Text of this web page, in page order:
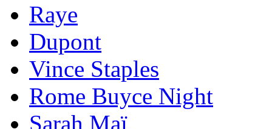
Raye
Dupont
Vince Staples
Rome Buyce Night
Sarah Maï